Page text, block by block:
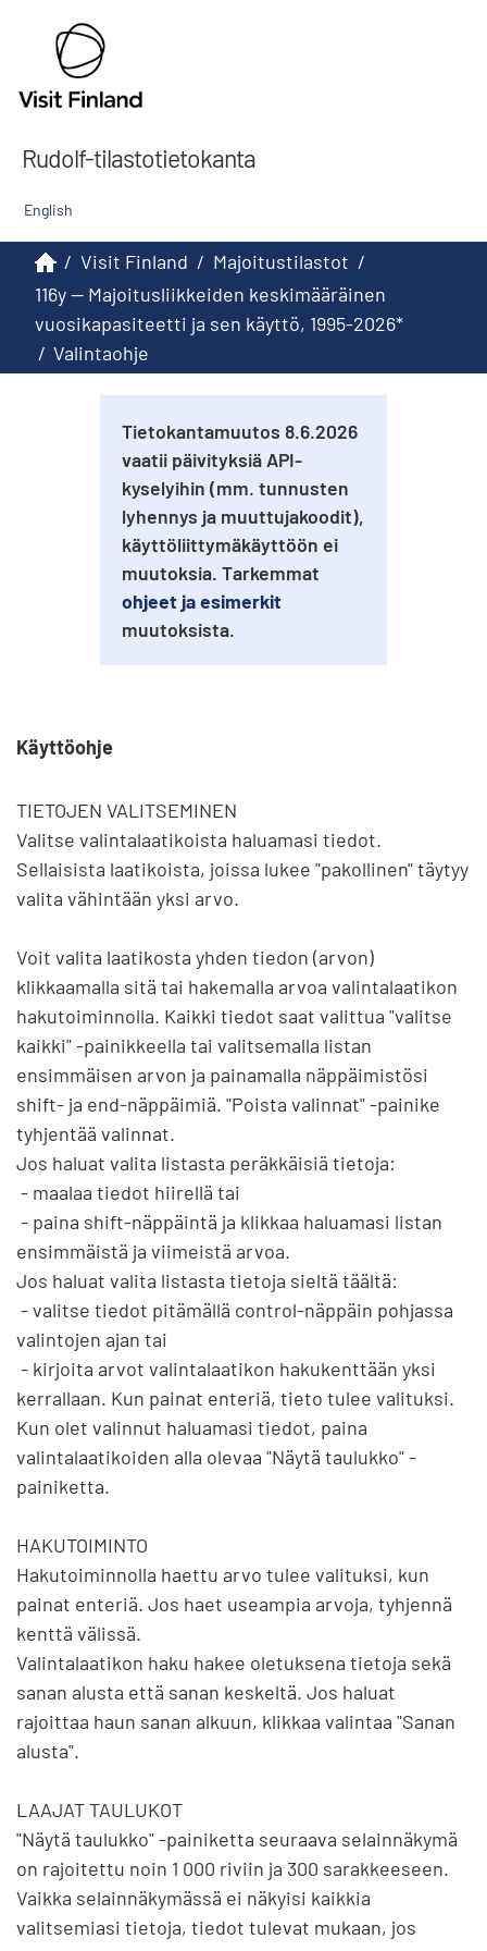
Rudolf-tilastotietokanta
English
/ Visit Finland / Majoitustilastot /
116y -- Majoitusliikkeiden keskimääräinen
vuosikapasiteetti ja sen käyttö, 1995-2026*
/ Valintaohje
Tietokantamuutos 8.6.2026
vaatii päivityksiä API-
kyselyihin (mm. tunnusten
lyhennys ja muuttujakoodit),
käyttöliittymäkäyttöön ei
muutoksia. Tarkemmat
ohjeet ja esimerkit
muutoksista.
Käyttöohje
TIETOJEN VALITSEMINEN
Valitse valintalaatikoista haluamasi tiedot.
Sellaisista laatikoista, joissa lukee "pakollinen" täytyy
valita vähintään yksi arvo.
Voit valita laatikosta yhden tiedon (arvon)
klikkaamalla sitä tai hakemalla arvoa valintalaatikon
hakutoiminnolla. Kaikki tiedot saat valittua "valitse
kaikki" -painikkeella tai valitsemalla listan
ensimmäisen arvon ja painamalla näppäimistösi
shift- ja end-näppäimiä. "Poista valinnat" -painike
tyhjentää valinnat.
Jos haluat valita listasta peräkkäisiä tietoja:
ensimmäistä ja viimeistä arvoa.
Jos haluat valita listasta tietoja sieltä täältä:
valintojen ajan tai
kerrallaan. Kun painat enteriä, tieto tulee valituksi.
Kun olet valinnut haluamasi tiedot, paina
valintalaatikoiden alla olevaa "Näytä taulukko" -
painiketta.
HAKUTOIMINTO
Hakutoiminnolla haettu arvo tulee valituksi, kun
painat enteriä. Jos haet useampia arvoja, tyhjennä
kenttä välissä.
Valintalaatikon haku hakee oletuksena tietoja sekä
sanan alusta että sanan keskeltä. Jos haluat
rajoittaa haun sanan alkuun, klikkaa valintaa "Sanan
alusta".
LAAJAT TAULUKOT
"Näytä taulukko" -painiketta seuraava selainnäkymä
on rajoitettu noin 1 000 riviin ja 300 sarakkeeseen.
Vaikka selainnäkymässä ei näkyisi kaikkia
valitsemiasi tietoja, tiedot tulevat mukaan, jos